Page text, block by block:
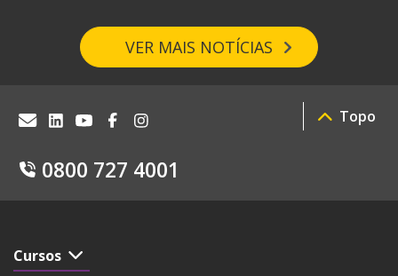
VER MAIS NOTÍCIAS
0800 727 4001
Topo
Cursos